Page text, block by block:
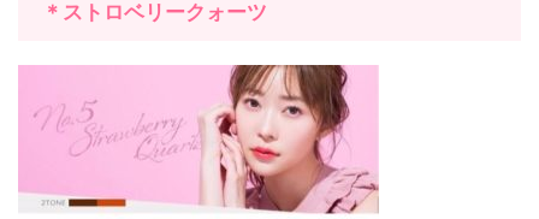
＊ストロベリークォーツ